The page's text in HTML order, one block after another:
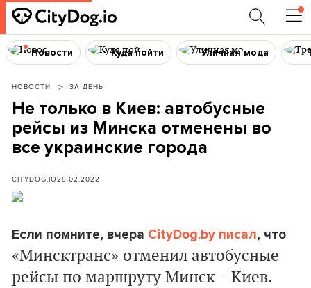
Новости Куда пойти Уличная мода
НОВОСТИ ЗА ДЕНЬ
Не только в Киев: автобусные
рейсы из Минска отменены во
все украинские города
CITYDOG.IO25.02.2022
Если помните, вчера CityDog.by писал, что
«Минсктранс» отменил автобусные
рейсы по маршруту Минск – Киев.